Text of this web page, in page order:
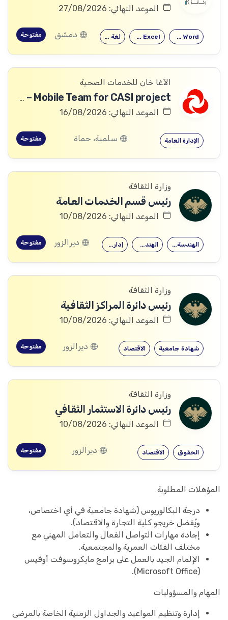
الموعد النهائي: 27/08/2026
لغة إنكليزية Microsoft Excel Microsoft Word دمشق مفتوحة
الآغا خان للخدمات الصحية
Field Reporting Assistant – Mobile Team for CASI project
الموعد النهائي: 16/08/2026
الإدارة العامة سلمية، حماة مفتوحة
وزارة الثقافة
رئيس قسم الخدمات العامة
الموعد النهائي: 10/08/2026
إدارة الأعمال الهندسة المدنية الهندسة الميكانيكية ديرالزور مفتوحة
وزارة الثقافة
رئيس دائرة المراكز الثقافية
الموعد النهائي: 10/08/2026
الاقتصاد شهادة جامعية ديرالزور مفتوحة
وزارة الثقافة
رئيس دائرة الاستثمار الثقافي
الموعد النهائي: 10/08/2026
الاقتصاد الحقوق ديرالزور مفتوحة
المؤهلات المطلوبة
درجة البكالوريوس (شهادة جامعية في أي اختصاص،
ويُفضل خريجو كلية التجارة والاقتصاد).
إجادة مهارات التواصل الفعال والتعامل المهني مع
مختلف الفئات العمرية والمجتمعية.
الإلمام الجيد بالعمل على برامج مايكروسوفت أوفيس
(Microsoft Office).
المهام والمسؤوليات
إدارة وتنظيم المواعيد والجداول الزمنية الخاصة بالمرضى